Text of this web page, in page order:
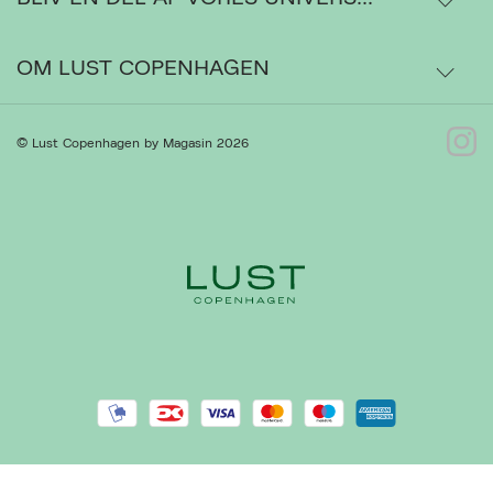
Ordrestatus
Gå til Kundeservice
Privatlivspolitik
Cookiepolitik
OM LUST COPENHAGEN
Om os
© Lust Copenhagen by Magasin 2026